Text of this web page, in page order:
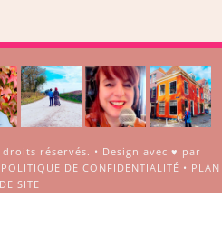
droits réservés. • Design avec ♥ par
POLITIQUE DE CONFIDENTIALITÉ • PLAN
DE SITE